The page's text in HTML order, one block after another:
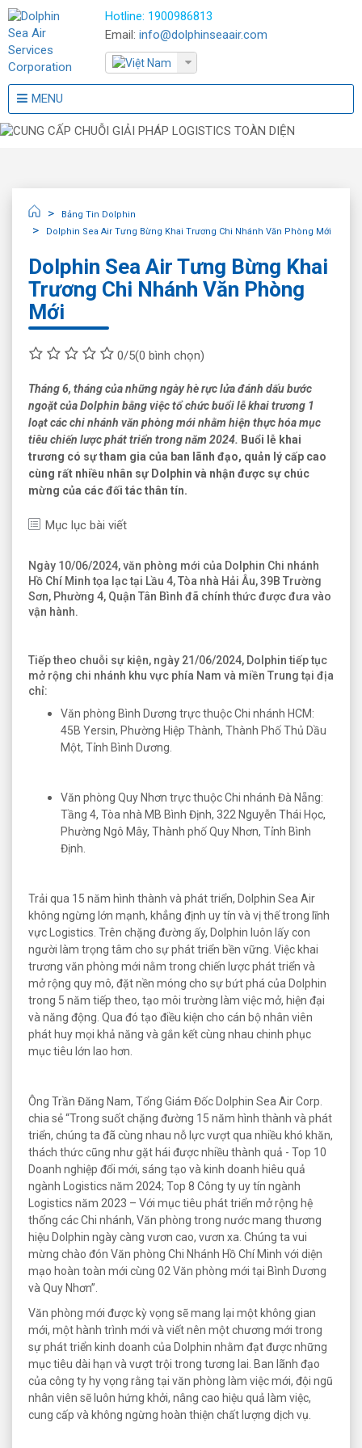
Hotline: 1900986813
Email: info@dolphinseaair.com
MENU
Bảng Tin Dolphin
Dolphin Sea Air Tưng Bừng Khai Trương Chi Nhánh Văn Phòng Mới
Dolphin Sea Air Tưng Bừng Khai
Trương Chi Nhánh Văn Phòng
Mới
0/5(0 bình chọn)
Tháng 6, tháng của những ngày hè rực lửađánh dấu bước
ngoặt của Dolphin bằng việc tổchức buổi lễkhai trương 1
loạt các chi nhánh văn phòng mới nhằm hiện thực hóa mục
tiêu chiến lược phát triển trong năm 2024. Buổi lễ khai
trương có sựtham gia của ban lãnh đạo, quản lý cấp cao
cùng rất nhiều nhân sự Dolphin và nhận được sự chúc
mừng của cácđối tác thân tín.
Mục lục bài viết
Ngày 10/06/2024, văn phòng mới của Dolphin Chi nhánh
Hồ Chí Minh tọa lạc tại Lầu 4, Tòa nhà Hải Âu, 39B Trường
Sơn, Phường 4, Quận Tân Bình đã chính thức được đưa vào
vận hành.
Tiếp theo chuỗi sự kiện, ngày 21/06/2024, Dolphin tiếp tục
mở rộng chi nhánh khu vực phía Nam và miền Trung tại địa
chỉ:
Văn phòng Bình Dương trực thuộc Chi nhánh HCM:
45B Yersin, Phường Hiệp Thành, Thành Phố Thủ Dầu
Một, Tỉnh Bình Dương.
Văn phòng Quy Nhơn trực thuộc Chi nhánh Đà Nẵng:
Tầng 4, Tòa nhà MB Bình Định, 322 Nguyễn Thái Học,
Phường Ngô Mây, Thành phố Quy Nhơn, Tỉnh Bình
Định.
Trải qua 15 năm hình thành và phát triển, Dolphin Sea Air
không ngừng lớn mạnh, khẳng định uy tín và vị thế trong lĩnh
vực Logistics. Trên chặng đường ấy, Dolphin luôn lấy con
người làm trọng tâm cho sự phát triển bền vững. Việc khai
trương văn phòng mới nằm trong chiến lược phát triển và
mở rộng quy mô, đặt nền móng cho sự bứt phá của Dolphin
trong 5 năm tiếp theo, tạo môi trường làm việc mở, hiện đại
và năng động. Qua đó tạo điều kiện cho cán bộ nhân viên
phát huy mọi khả năng và gắn kết cùng nhau chinh phục
mục tiêu lớn lao hơn.
Ông Trần Đăng Nam, Tổng Giám Đốc Dolphin Sea Air Corp.
chia sẻ “Trong suốt chặng đường 15 năm hình thành và phát
triển, chúng ta đã cùng nhau nỗ lực vượt qua nhiều khó khăn,
thách thức cũng như gặt hái được nhiều thành quả - Top 10
Doanh nghiệp đổi mới, sáng tạo và kinh doanh hiêu quả
ngành Logistics năm 2024; Top 8 Công ty uy tín ngành
Logistics năm 2023 – Với mục tiêu phát triển mở rộng hệ
thống các Chi nhánh, Văn phòng trong nước mang thương
hiệu Dolphin ngày càng vươn cao, vươn xa. Chúng ta vui
mừng chào đón Văn phòng Chi Nhánh Hồ Chí Minh với diện
mạo hoàn toàn mới cùng 02 Văn phòng mới tại Bình Dương
và Quy Nhơn”.
Văn phòng mới được kỳ vọng sẽ mang lại một không gian
mới, một hành trình mới và viết nên một chương mới trong
sự phát triển kinh doanh của Dolphin nhằm đạt được những
mục tiêu dài hạn và vượt trội trong tương lai. Ban lãnh đạo
của công ty hy vọng rằng tại văn phòng làm việc mới, đội ngũ
nhân viên sẽ luôn hứng khởi, nâng cao hiệu quả làm việc,
cung cấp và không ngừng hoàn thiện chất lượng dịch vụ.